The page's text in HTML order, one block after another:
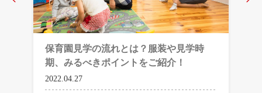
保育園見学の流れとは？服装や見学時
期、みるべきポイントをご紹介！
2022.04.27